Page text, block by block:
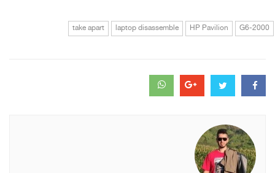
G6-2000
HP Pavilion
laptop disassemble
take apart